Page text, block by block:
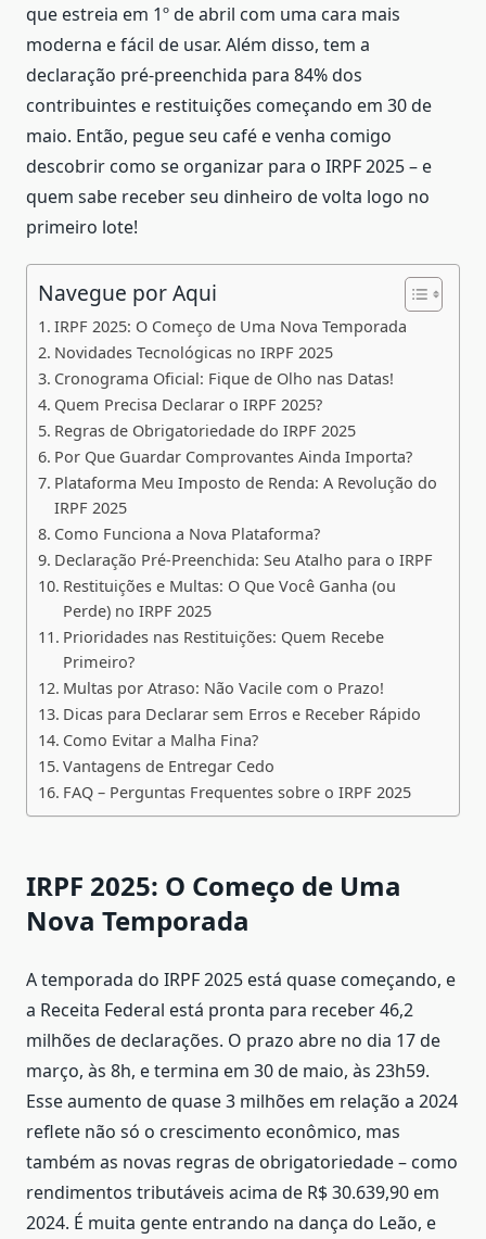
que estreia em 1º de abril com uma cara mais
moderna e fácil de usar. Além disso, tem a
declaração pré-preenchida para 84% dos
contribuintes e restituições começando em 30 de
maio. Então, pegue seu café e venha comigo
descobrir como se organizar para o IRPF 2025 – e
quem sabe receber seu dinheiro de volta logo no
primeiro lote!
Navegue por Aqui
IRPF 2025: O Começo de Uma Nova Temporada
Novidades Tecnológicas no IRPF 2025
Cronograma Oficial: Fique de Olho nas Datas!
Quem Precisa Declarar o IRPF 2025?
Regras de Obrigatoriedade do IRPF 2025
Por Que Guardar Comprovantes Ainda Importa?
Plataforma Meu Imposto de Renda: A Revolução do
IRPF 2025
Como Funciona a Nova Plataforma?
Declaração Pré-Preenchida: Seu Atalho para o IRPF
Restituições e Multas: O Que Você Ganha (ou
Perde) no IRPF 2025
Prioridades nas Restituições: Quem Recebe
Primeiro?
Multas por Atraso: Não Vacile com o Prazo!
Dicas para Declarar sem Erros e Receber Rápido
Como Evitar a Malha Fina?
Vantagens de Entregar Cedo
FAQ – Perguntas Frequentes sobre o IRPF 2025
IRPF 2025: O Começo de Uma
Nova Temporada
A temporada do IRPF 2025 está quase começando, e
a Receita Federal está pronta para receber 46,2
milhões de declarações. O prazo abre no dia 17 de
março, às 8h, e termina em 30 de maio, às 23h59.
Esse aumento de quase 3 milhões em relação a 2024
reflete não só o crescimento econômico, mas
também as novas regras de obrigatoriedade – como
rendimentos tributáveis acima de R$ 30.639,90 em
2024. É muita gente entrando na dança do Leão, e